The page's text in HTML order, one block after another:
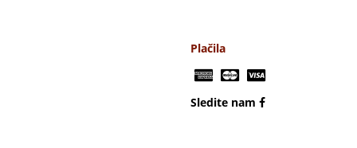
Plačila
Sledite nam